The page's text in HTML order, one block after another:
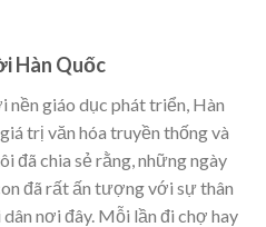
Hàn Quốc
nền giáo dục phát triển, Hàn
trị văn hóa truyền thống và
đã chia sẻ rằng, những ngày
đã rất ấn tượng với sự thân
nơi đây. Mỗi lần đi chợ hay